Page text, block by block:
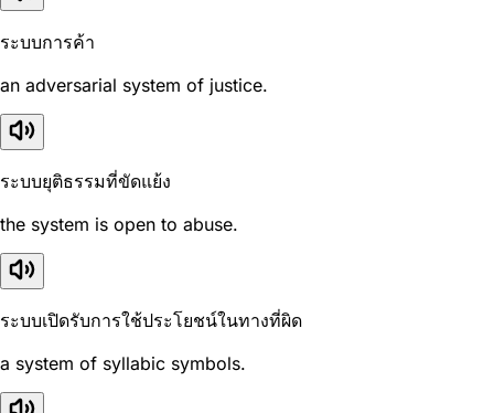
ระบบการค้า
an adversarial system of justice.
ระบบยุติธรรมที่ขัดแย้ง
the system is open to abuse.
ระบบเปิดรับการใช้ประโยชน์ในทางที่ผิด
a system of syllabic symbols.